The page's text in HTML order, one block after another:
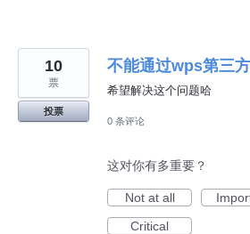
不能通过wps第三
希望解决这个问题哈
10
票
投票
0 条评论
这对你有多重要？
Not at all
Critical